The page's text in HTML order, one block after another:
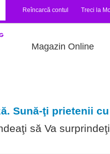
Reîncarcă contul Treci la
Magazin Online
Sună-ţi prietenii
să Va